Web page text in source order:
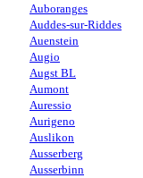
Auboranges
Auddes-sur-Riddes
Auenstein
Augio
Augst BL
Aumont
Auressio
Aurigeno
Auslikon
Ausserberg
Ausserbinn